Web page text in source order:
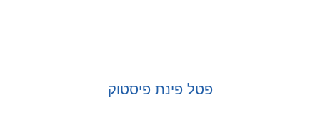
פטל פינת פיסטוק